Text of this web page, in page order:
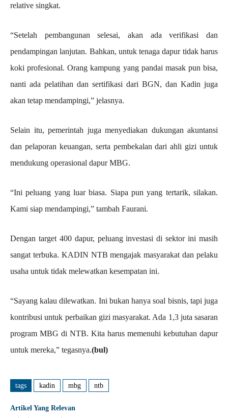
relative singkat.
“Setelah pembangunan selesai, akan ada verifikasi dan
pendampingan lanjutan. Bahkan, untuk tenaga dapur tidak harus
koki profesional. Orang kampung yang pandai masak pun bisa,
nanti ada pelatihan dan sertifikasi dari BGN, dan Kadin juga
akan tetap mendampingi,” jelasnya.
Selain itu, pemerintah juga menyediakan dukungan akuntansi
dan pelaporan keuangan, serta pembekalan dari ahli gizi untuk
mendukung operasional dapur MBG.
“Ini peluang yang luar biasa. Siapa pun yang tertarik, silakan.
Kami siap mendampingi,” tambah Faurani.
Dengan target 400 dapur, peluang investasi di sektor ini masih
sangat terbuka. KADIN NTB mengajak masyarakat dan pelaku
usaha untuk tidak melewatkan kesempatan ini.
“Sayang kalau dilewatkan. Ini bukan hanya soal bisnis, tapi juga
kontribusi untuk perbaikan gizi masyarakat. Ada 1,3 juta sasaran
program MBG di NTB. Kita harus memenuhi kebutuhan dapur
untuk mereka,” tegasnya.(bul)
tags kadin mbg ntb
Artikel Yang Relevan